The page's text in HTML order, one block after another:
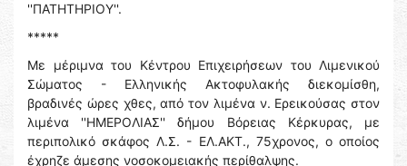
''ΠΑΤΗΤΗΡΙΟΥ''.
*****
Με μέριμνα του Κέντρου Επιχειρήσεων του Λιμενικού
Σώματος - Ελληνικής Ακτοφυλακής διεκομίσθη,
βραδινές ώρες χθες, από τον λιμένα ν. Ερεικούσας στον
λιμένα ''ΗΜΕΡΟΛΙΑΣ'' δήμου Βόρειας Κέρκυρας, με
περιπολικό σκάφος Λ.Σ. - ΕΛ.ΑΚΤ., 75χρονος, ο οποίος
έχρηζε άμεσης νοσοκομειακής περίθαλψης.